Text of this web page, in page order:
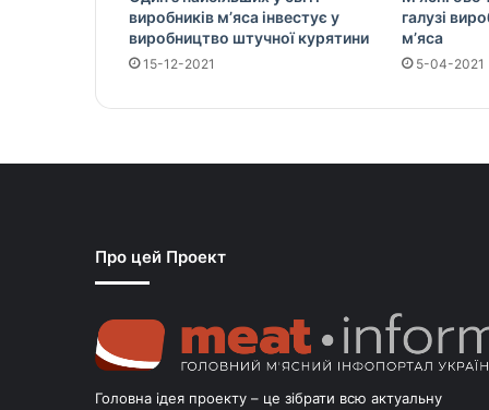
виробників м’яса інвестує у
виробництво штучної курятини
15-12-2021
галузі
м’яса
5-04-2021
Про цей Проект
Головна ідея проекту – це зібрати всю актуальну